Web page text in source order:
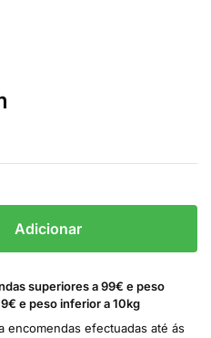
Adicionar
superiores a 99€ e peso
e peso inferior a 10kg
encomendas efectuadas até ás